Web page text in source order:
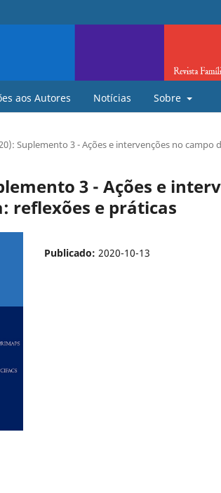
aos Autores Notícias Sobre
Suplemento 3 - Ações e intervenções no campo
3 - Ações e
reflexões e práticas
Publicado: 2020-10-13